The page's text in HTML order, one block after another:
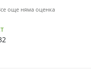
още няма оценка